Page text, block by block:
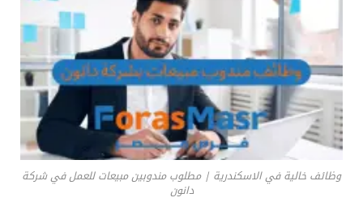
وظائف خالية في الاسكندرية | مطلوب مندوبين مبيعات للعمل في شركة
دانون